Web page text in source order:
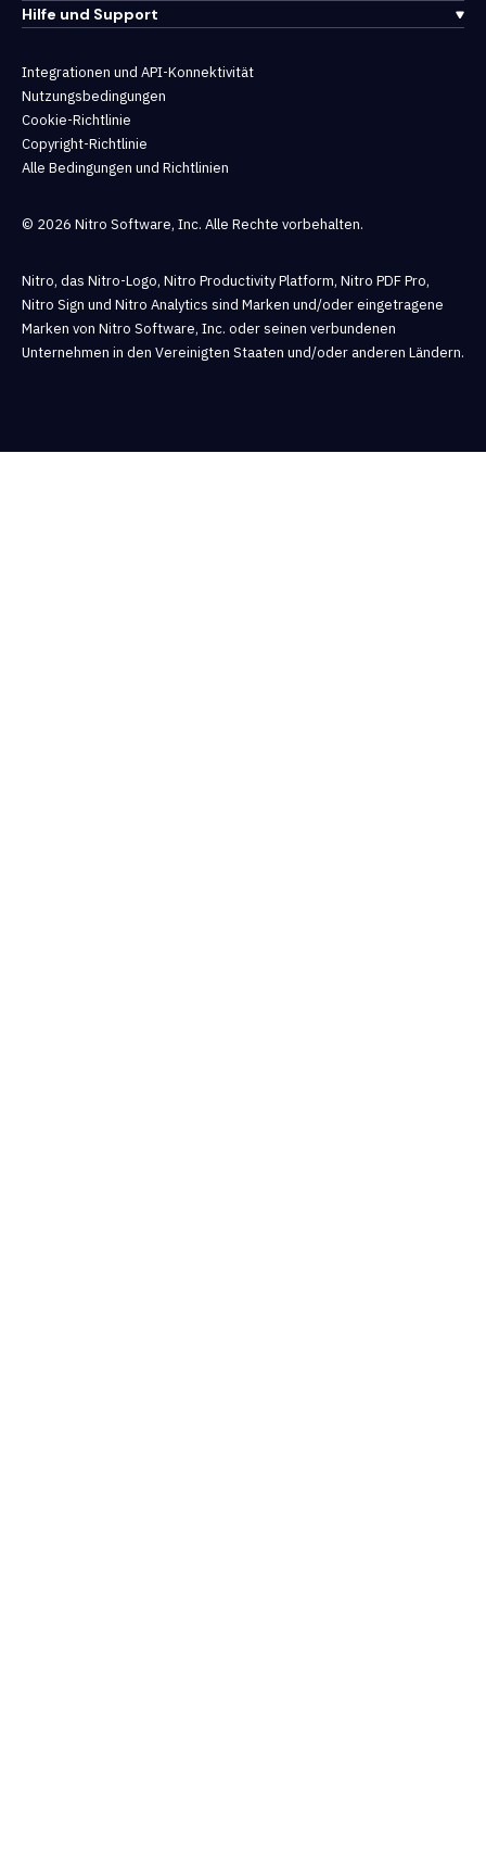
Hilfe und Support
Integrationen und API-Konnektivität
Nutzungsbedingungen
Cookie-Richtlinie
Copyright-Richtlinie
Alle Bedingungen und Richtlinien
© 2026 Nitro Software, Inc. Alle Rechte vorbehalten.
Nitro, das Nitro-Logo, Nitro Productivity Platform, Nitro PDF Pro,
Nitro Sign und Nitro Analytics sind Marken und/oder eingetragene
Marken von Nitro Software, Inc. oder seinen verbundenen
Unternehmen in den Vereinigten Staaten und/oder anderen Ländern.